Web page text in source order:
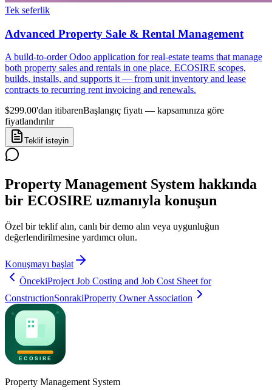
Tek seferlik
Advanced Property Sale & Rental Management
A build-to-order Odoo application for real-estate teams that manage
both property sales and rentals in one place. ECOSIRE scopes,
builds, installs, and supports it — from unit inventory and lease
contracts to recurring rent invoicing and renewals.
$299.00'dan itibarenBaşlangıç fiyatı — kapsamınıza göre
fiyatlandırılır
Teklif isteyin
Property Management System hakkında
bir ECOSIRE uzmanıyla konuşun
Özel bir teklif alın, canlı bir demo alın veya uygunluğun
değerlendirilmesine yardımcı olun.
Konuşmayı başlat
ÖncekiProject Job Costing and Job Cost Sheet for
ConstructionSonrakiProperty Owner Association
Property Management System